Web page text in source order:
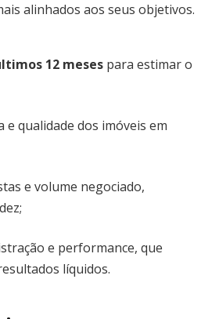
alinhados aos seus objetivos.
12 meses para estimar o
e qualidade dos imóveis em
e volume negociado,
e performance, que
líquidos.